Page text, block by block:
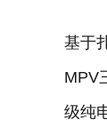
基于
MPV
级纯